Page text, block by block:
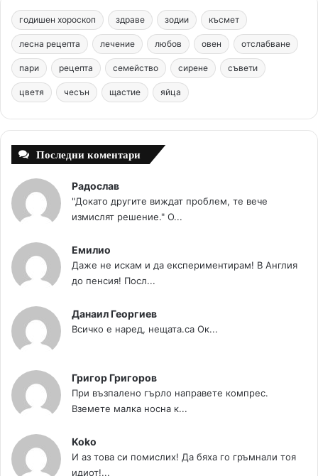
b
o
o
k
e
r
e
s
t
u
b
e
a
g
r
m
m
годишен хороскоп здраве зодии късмет
лесна рецепта лечение любов овен отслабване
пари рецепта семейство сирене съвети
цветя чесън щастие яйца
Последни коментари
Радослав
"Докато другите виждат проблем, те вече
измислят решение." О...
Емилио
Даже не искам и да експериментирам! В Англия
до пенсия! Посл...
Данаил Георгиев
Всичко е наред, нещата.са Ок...
Григор Григоров
При възпалено гърло направете компрес.
Вземете малка носна к...
Koko
И аз това си помислих! Да бяха го гръмнали тоя
идиот!...